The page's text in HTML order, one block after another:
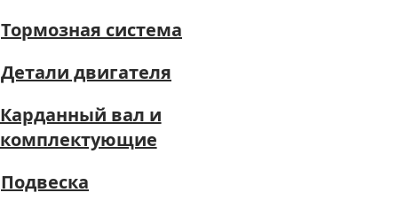
Тормозная система
Детали двигателя
Карданный вал и
комплектующие
Подвеска